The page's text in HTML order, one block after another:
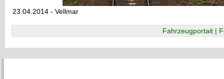
23.04.2014 - Vellmar
Fahrzeugportait |